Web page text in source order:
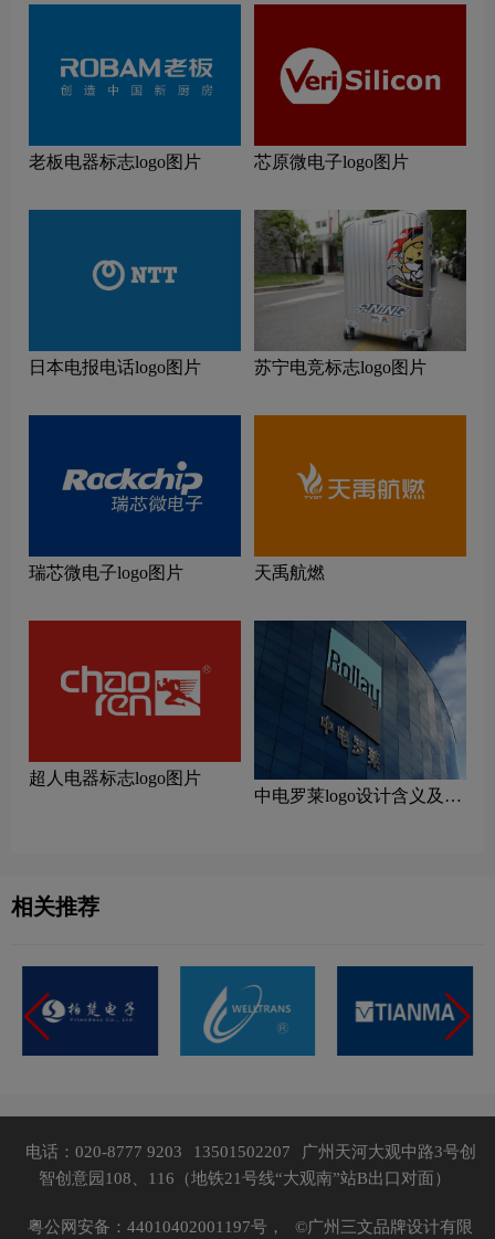
老板电器标志logo图片 芯原微电子logo图片
日本电报电话logo图片 苏宁电竞标志logo图片
瑞芯微电子logo图片 天禹航燃
超人电器标志logo图片
中电罗莱logo设计含义及设
相关推荐
电话：020-8777 9203 13501502207
广州天河大观中路3号创
智创意园108、116（地铁21号线“大观南”站B出口对面）
粤公网安备：44010402001197号， ©广州三文品牌设计有限